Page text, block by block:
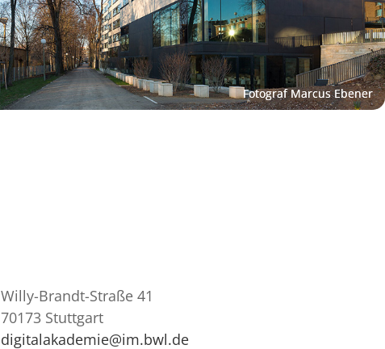
Willy-Brandt-Straße 41
70173 Stuttgart
digitalakademie@im.bwl.de